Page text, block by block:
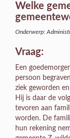
Welke
Onderwerp:
Vraag:
Een
persoon
ziek geworden
Hij is daar de
tevoren aan
worden. De
hun rekening